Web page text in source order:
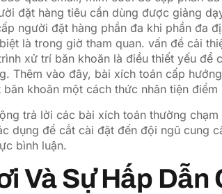
đặt hàng tiêu cần dùng được giảng
người đặt hàng phần đa khi phần đa
là trong giờ tham quan. vấn đề cải
xử trí băn khoăn là điều thiết yếu để
Thêm vào đây, bài xích toán cấp
khoăn một cách thức nhân tiện điểm
trả lời các bài xích toán thường
dụng để cắt cài đặt đến đội ngũ cung
bình luận.
Và Sự Hấp Dẫn